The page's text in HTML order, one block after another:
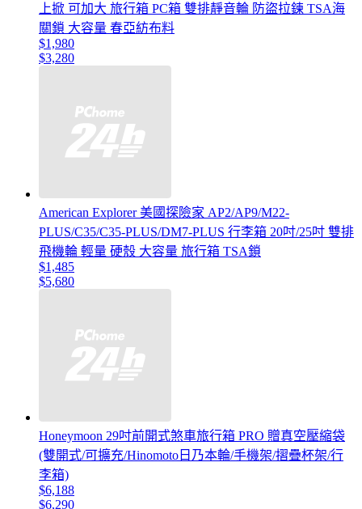
上掀 可加大 旅行箱 PC箱 雙排靜音輪 防盜拉鍊 TSA海
關鎖 大容量 春亞紡布料
$1,980
$3,280
American Explorer 美國探險家 AP2/AP9/M22-
PLUS/C35/C35-PLUS/DM7-PLUS 行李箱 20吋/25吋 雙排
飛機輪 輕量 硬殼 大容量 旅行箱 TSA鎖
$1,485
$5,680
Honeymoon 29吋前開式煞車旅行箱 PRO 贈真空壓縮袋
(雙開式/可擴充/Hinomoto日乃本輪/手機架/摺疊杯架/行
李箱)
$6,188
$6,290